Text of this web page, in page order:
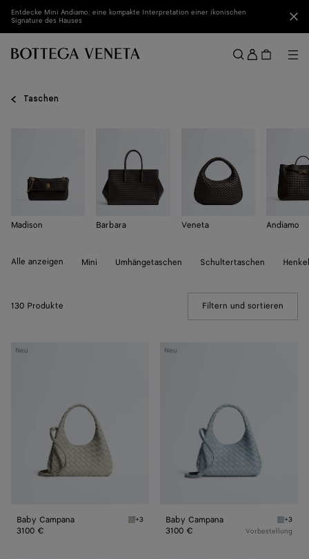
Zum Hauptinhalt
Entdecke Mini Andiamo: eine kompakte Interpretation einer ikonischen
Signature des Hauses
Taschen
Madison Barbara Veneta Andiamo
Alle anzeigen Mini Umhängetaschen Schultertaschen
130 Produkte Filtern und sortieren
Neu
Baby
Baby Campana Silica grey Baby Campana
+3
3100 €
Neu
Baby
Baby Campana Glacial
+3
3100 € Vorbestellung